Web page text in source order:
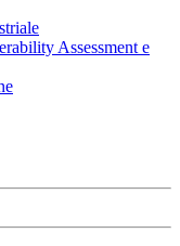
Assessment e